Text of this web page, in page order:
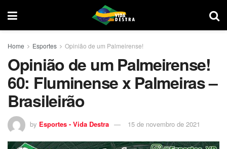
Home Esportes Opinião de um Palmeirense!
Opinião de um Palmeirense!
60: Fluminense x Palmeiras –
Brasileirão
by Esportes - Vida Destra 15 de novembro de 2021